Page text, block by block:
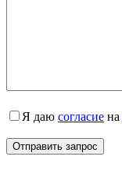
Я даю согласие на